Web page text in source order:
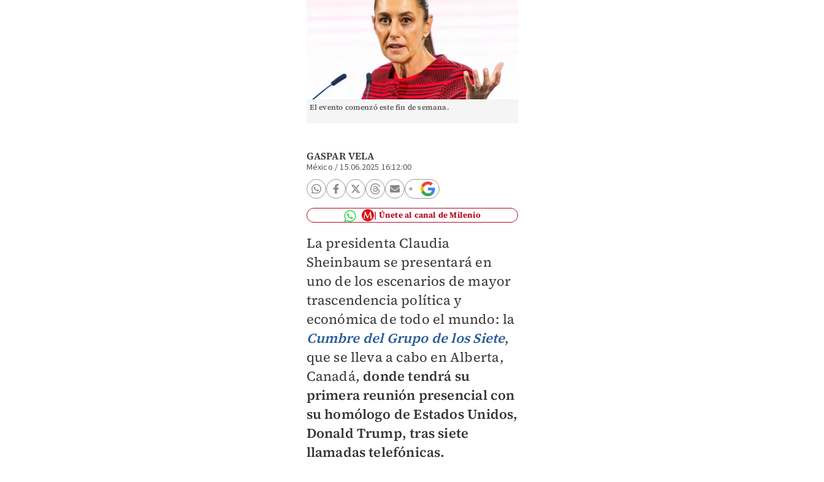
El evento comenzó este fin de semana.
GASPAR VELA
México /15.06.2025 16:12:00
Únete al canal de Milenio
La presidenta Claudia
Sheinbaum se presentará en
uno de los escenarios de mayor
trascendencia política y
económica de todo el mundo: la
Cumbre del Grupo de los Siete,
que se lleva a cabo en Alberta,
Canadá, donde tendrá su
primera reunión presencial con
su homólogo de Estados Unidos,
Donald Trump, tras siete
llamadas telefónicas.